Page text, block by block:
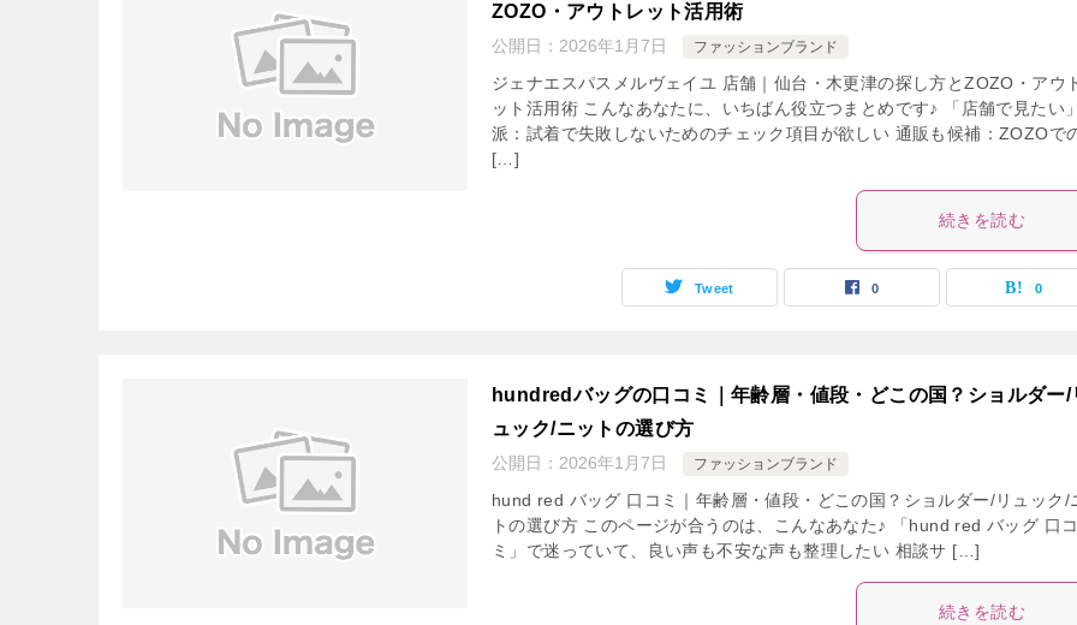
ZOZO・アウトレット活用術
公開日： 2026年1月7日 ファッションブランド
ジェナエスパスメルヴェイユ 店舗｜仙台・木更津の探し方とZOZO・アウ
ット活用術 こんなあなたに、いちばん役立つまとめです♪ 「店舗で見たい」
派：試着で失敗しないためのチェック項目が欲しい 通販も候補：ZOZOで
[…]
続きを読む
Tweet 0 0
hundredバッグの口コミ｜年齢層・値段・どこの国？ショルダー/
ュック/ニットの選び方
公開日： 2026年1月7日 ファッションブランド
hund red バッグ 口コミ｜年齢層・値段・どこの国？ショルダー/リュック/
トの選び方 このページが合うのは、こんなあなた♪ 「hund red バッグ 口コ
ミ」で迷っていて、良い声も不安な声も整理したい 相談サ […]
続きを読む